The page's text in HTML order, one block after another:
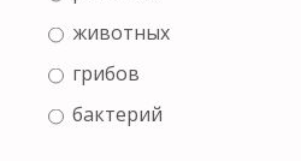
животных
грибов
бактерий